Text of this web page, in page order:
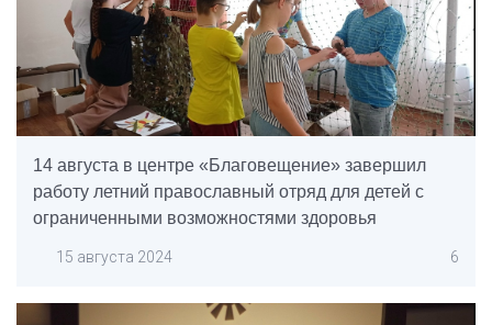
14 августа в центре «Благовещение» завершил
работу летний православный отряд для детей с
ограниченными возможностями здоровья
15 августа 2024 6